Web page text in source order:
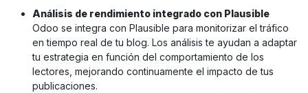
Análisis de rendimiento integrado con Plausible
Odoo se integra con Plausible para monitorizar el tráfico
en tiempo real de tu blog. Los análisis te ayudan a adaptar
tu estrategia en función del comportamiento de los
lectores, mejorando continuamente el impacto de tus
publicaciones.